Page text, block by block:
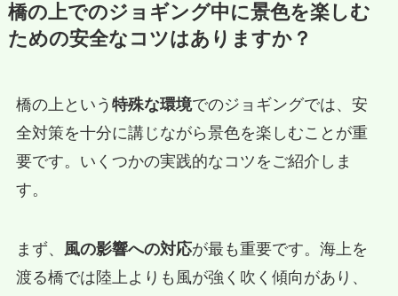
橋の上でのジョギング中に景色を楽しむ
ための安全なコツはありますか？
橋の上という 特殊な環境でのジョギングでは、安
全対策を十分に講じながら景色を楽しむことが重
要です。いくつかの実践的なコツをご紹介しま
す。
まず、 風の影響への対応が最も重要です。海上を
渡る橋では陸上よりも風が強く吹く傾向があり、